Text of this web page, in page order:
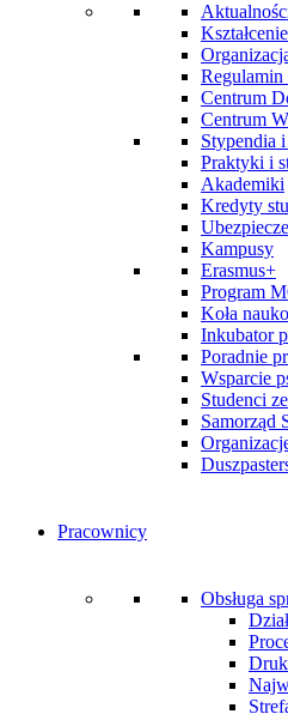
Centrum
Centrum
Stypendia
Praktyki i
Akademiki
Kredyty
Kampusy
Erasmus+
Program
Koła
Inkubator
Poradnie
Wsparcie
Studenci
Samorząd
Pracownicy
Obsługa